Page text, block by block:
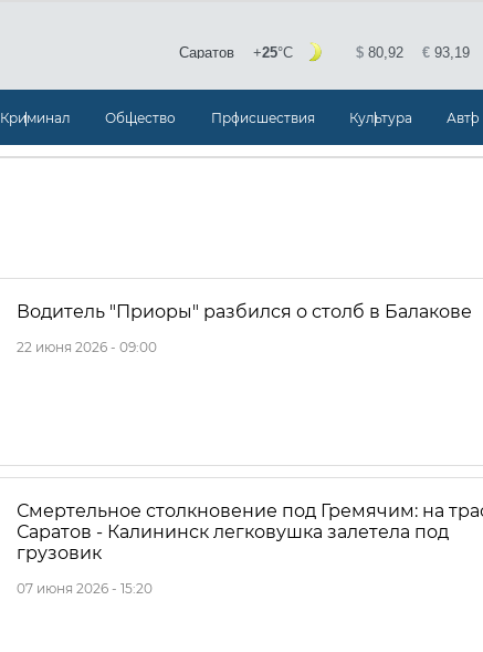
Криминал Общество Происшествия Культура Авто
Водитель "Приоры" разбился о столб в Балакове
22 июня 2026 - 09:00
Смертельное столкновение под Гремячим: на
Саратов - Калининск легковушка залетела под
грузовик
07 июня 2026 - 15:20